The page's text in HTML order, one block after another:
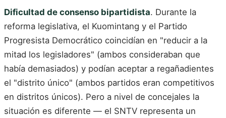
Dificultad de consenso bipartidista. Durante la
reforma legislativa, el Kuomintang y el Partido
Progresista Democrático coincidían en "reducir a la
mitad los legisladores" (ambos consideraban que
había demasiados) y podían aceptar a regañadientes
el "distrito único" (ambos partidos eran competitivos
en distritos únicos). Pero a nivel de concejales la
situación es diferente — el SNTV representa un